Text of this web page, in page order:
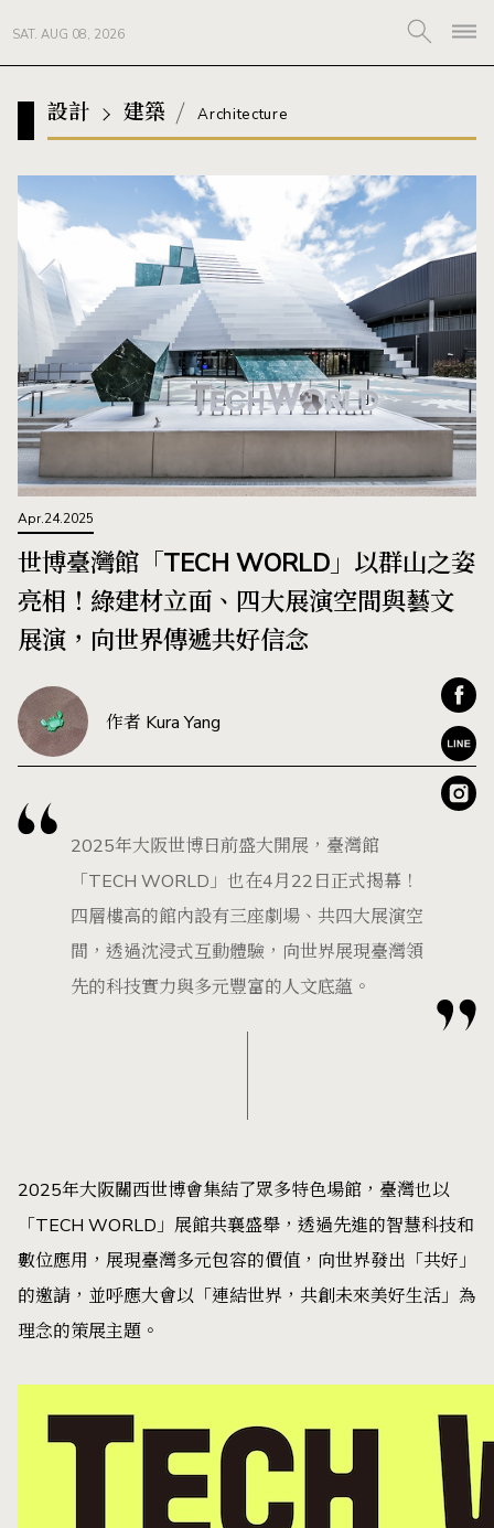
SAT. AUG 08, 2026
設計 建築 Architecture
Apr.24.2025
世博臺灣館「TECH WORLD」以群山之姿
亮相！綠建材立面、四大展演空間與藝文
展演，向世界傳遞共好信念
作者 Kura Yang
2025年大阪世博日前盛大開展，臺灣館
「TECH WORLD」也在4月22日正式揭幕！
四層樓高的館內設有三座劇場、共四大展演空
間，透過沈浸式互動體驗，向世界展現臺灣領
先的科技實力與多元豐富的人文底蘊。
2025年大阪關西世博會集結了眾多特色場館，臺灣也以
「TECH WORLD」展館共襄盛舉，透過先進的智慧科技和
數位應用，展現臺灣多元包容的價值，向世界發出「共好」
的邀請，並呼應大會以「連結世界，共創未來美好生活」為
理念的策展主題。